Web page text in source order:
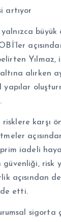
artıyor
büyük
Yılmaz,
alırken
risklere karşı
prim iadeli
güvenliği, risk
açısından
etti.
sigorta